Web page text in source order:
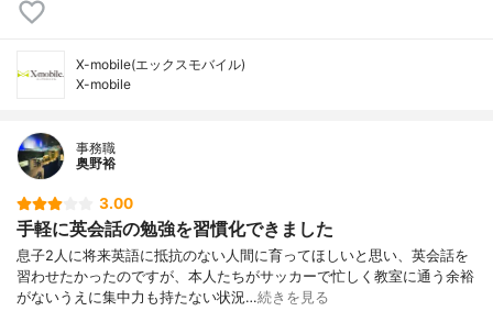
X-mobile(エックスモバイル)
X-mobile
事務職
奥野裕
3.00
手軽に英会話の勉強を習慣化できました
息子2人に将来英語に抵抗のない人間に育ってほしいと思い、英会話を
習わせたかったのですが、本人たちがサッカーで忙しく教室に通う余裕
がないうえに集中力も持たない状況…続きを見る